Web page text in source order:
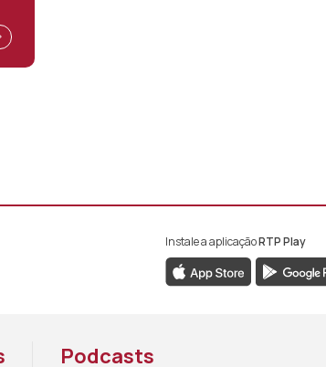
Facebook da RTP África
ao Instagram da RTP África
ao YouTube da RTP África
Instale a aplicaçãoRTP Play
Podcasts